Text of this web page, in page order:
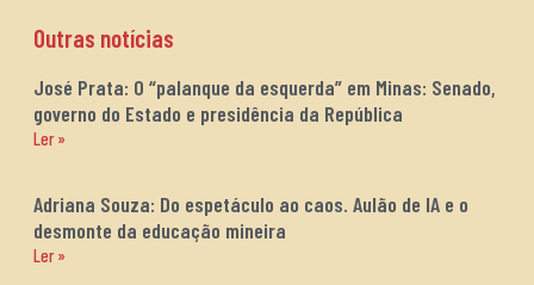
Outras notícias
José Prata: O “palanque da esquerda” em Minas: Senado,
governo do Estado e presidência da República
Ler »
Adriana Souza: Do espetáculo ao caos. Aulão de IA e o
desmonte da educação mineira
Ler »